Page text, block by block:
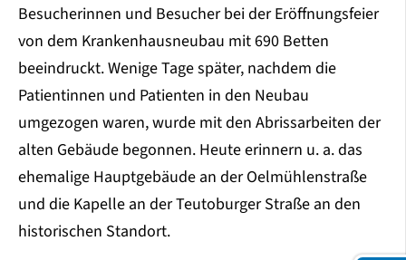
Besucherinnen und Besucher bei der Eröffnungsfeier
von dem Krankenhausneubau mit 690 Betten
beeindruckt. Wenige Tage später, nachdem die
Patientinnen und Patienten in den Neubau
umgezogen waren, wurde mit den Abrissarbeiten der
alten Gebäude begonnen. Heute erinnern u. a. das
ehemalige Hauptgebäude an der Oelmühlenstraße
und die Kapelle an der Teutoburger Straße an den
historischen Standort.